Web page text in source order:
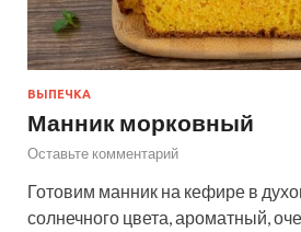
ВЫПЕЧКА
Манник морковный
Оставьте комментарий
Готовим манник на кефире в
солнечного цвета, ароматный,